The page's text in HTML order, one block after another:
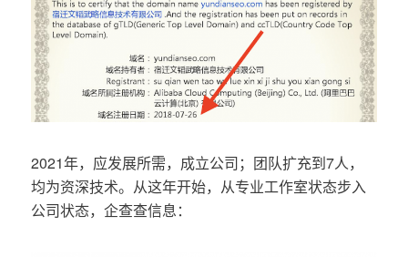
2021年，应发展所需，成立公司；团队扩充到7人，
均为资深技术。从这年开始，从专业工作室状态步入
公司状态，企查查信息：